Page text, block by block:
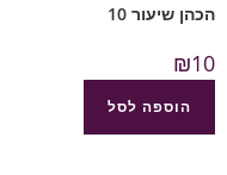
הכהן שיעור 10
₪10
הוספה לסל